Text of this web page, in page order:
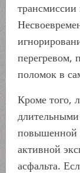
поломок в
Кроме того,
повышенной
активной
асфальта.